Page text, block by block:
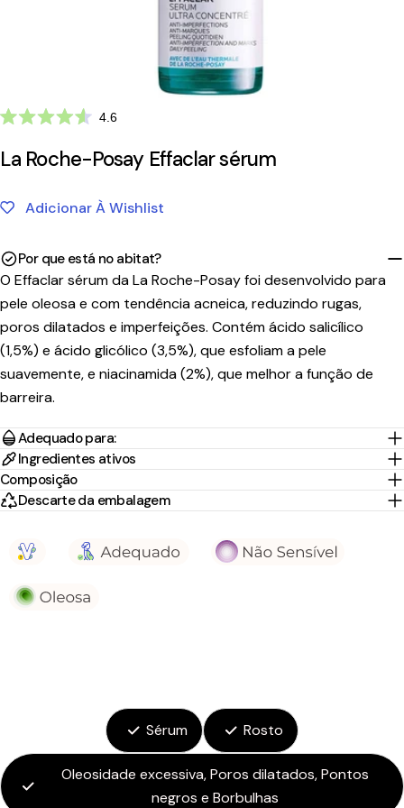
4.6
de
4.6Clique
ir
para
avaliações
La Roche-Posay Effaclar sérum
Adicionar À Wishlist
Por que está no abitat?
O Effaclar sérum da La Roche-Posay foi desenvolvido para
pele oleosa e com tendência acneica, reduzindo rugas,
poros dilatados e imperfeições. Contém ácido salicílico
(1,5%) e ácido glicólico (3,5%), que esfoliam a pele
suavemente, e niacinamida (2%), que melhor a função de
barreira.
Adequado para:
Ingredientes ativos
Composição
Descarte da embalagem
Sérum Rosto
Oleosidade excessiva, Poros dilatados, Pontos
negros e Borbulhas